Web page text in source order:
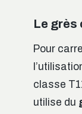
Le grès
Pour
classe
utilise du